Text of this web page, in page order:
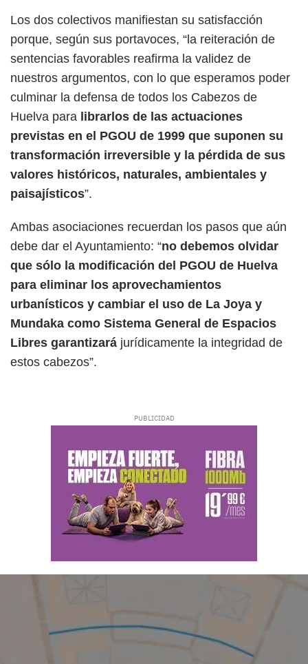
Los dos colectivos manifiestan su satisfacción
porque, según sus portavoces, “la reiteración de
sentencias favorables reafirma la validez de
nuestros argumentos, con lo que esperamos poder
culminar la defensa de todos los Cabezos de
Huelva para librarlos de las actuaciones
previstas en el PGOU de 1999 que suponen su
transformación irreversible y la pérdida de sus
valores históricos, naturales, ambientales y
paisajísticos”.
Ambas asociaciones recuerdan los pasos que aún
debe dar el Ayuntamiento: “no debemos olvidar
que sólo la modificación del PGOU de Huelva
para eliminar los aprovechamientos
urbanísticos y cambiar el uso de La Joya y
Mundaka como Sistema General de Espacios
Libres garantizará jurídicamente la integridad de
estos cabezos”.